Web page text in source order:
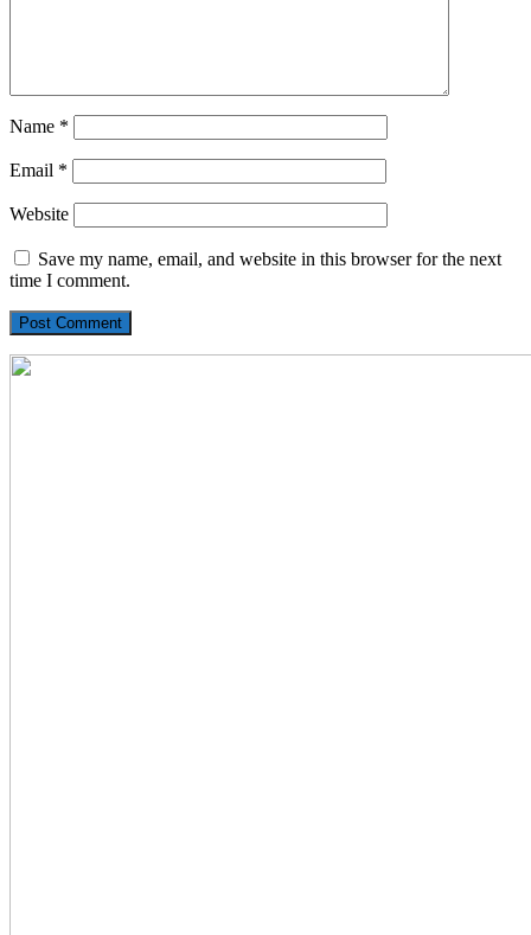
Name *
Email *
Website
Save my name, email, and website in this browser for the next
time I comment.